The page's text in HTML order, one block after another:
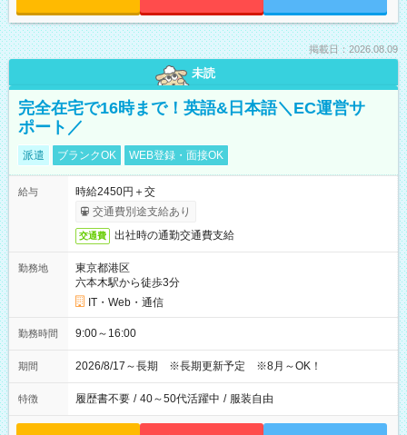
掲載日：2026.08.09
未読
完全在宅で16時まで！英語&日本語＼EC運営サ
ポート／
派遣 ブランクOK WEB登録・面接OK
給与
時給2450円＋交
交通費別途支給あり
交通費 出社時の通勤交通費支給
勤務地
東京都港区
六本木駅から徒歩3分
IT・Web・通信
勤務時間 9:00～16:00
期間 2026/8/17～長期 ※長期更新予定 ※8月～OK！
特徴 履歴書不要 / 40～50代活躍中 / 服装自由